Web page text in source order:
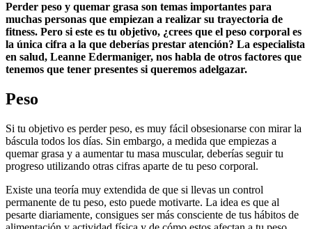
Perder peso y quemar grasa son temas importantes para
muchas personas que empiezan a realizar su trayectoria de
fitness. Pero si este es tu objetivo, ¿crees que el peso corporal es
la única cifra a la que deberías prestar atención? La especialista
en salud, Leanne Edermaniger, nos habla de otros factores que
tenemos que tener presentes si queremos adelgazar.
Peso
Si tu objetivo es perder peso, es muy fácil obsesionarse con mirar la
báscula todos los días. Sin embargo, a medida que empiezas a
quemar grasa y a aumentar tu masa muscular, deberías seguir tu
progreso utilizando otras cifras aparte de tu peso corporal.
Existe una teoría muy extendida de que si llevas un control
permanente de tu peso, esto puede motivarte. La idea es que al
pesarte diariamente, consigues ser más consciente de tus hábitos de